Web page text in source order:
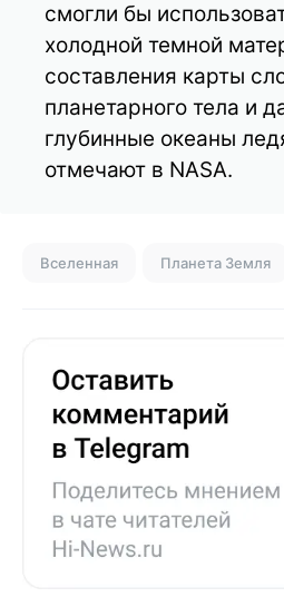
смогли бы
холодной темной
составления карты
планетарного тела и
глубинные океаны
отмечают в NASA.
Вселенная Планета Земля